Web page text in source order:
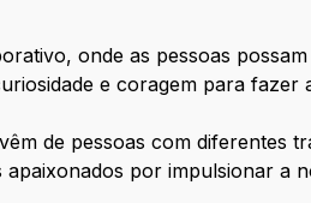
onde as pessoas
e coragem para fazer
de pessoas com diferentes
por impulsionar a